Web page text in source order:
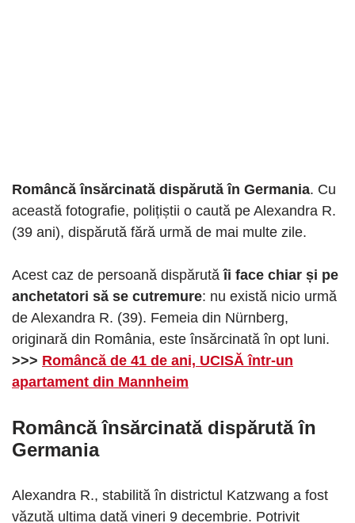
Româncă însărcinată dispărută în Germania. Cu
această fotografie, polițiștii o caută pe Alexandra R.
(39 ani), dispărută fără urmă de mai multe zile.
Acest caz de persoană dispărutăîi face chiar și pe
anchetatori să se cutremure: nu există nicio urmă
de Alexandra R. (39). Femeia din Nürnberg,
originară din România, este însărcinată în opt luni.
>>> Româncă de 41 de ani, UCISĂ într-un
apartament din Mannheim
Româncă însărcinată dispărută în
Germania
Alexandra R., stabilită în districtul Katzwang a fost
văzută ultima dată vineri 9 decembrie. Potrivit